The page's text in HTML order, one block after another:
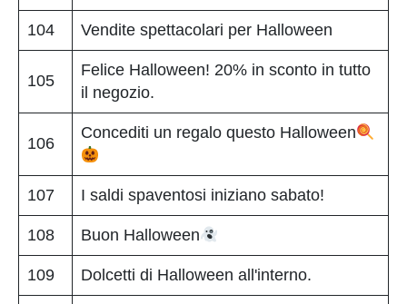
104 Vendite spettacolari per Halloween
105
Felice Halloween! 20% in sconto in tutto
il negozio.
106
Concediti un regalo questo Halloween
107 I saldi spaventosi iniziano sabato!
108 Buon Halloween
109 Dolcetti di Halloween all'interno.